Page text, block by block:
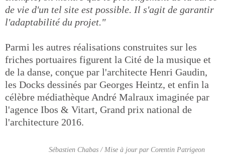
de vie d'un tel site est possible. Il s'agit de garantir
l'adaptabilité du projet."
Parmi les autres réalisations construites sur les
friches portuaires figurent la Cité de la musique et
de la danse, conçue par l'architecte Henri Gaudin,
les Docks dessinés par Georges Heintz, et enfin la
célèbre médiathèque André Malraux imaginée par
l'agence Ibos & Vitart, Grand prix national de
l'architecture 2016.
Sébastien Chabas / Mise à jour par Corentin Patrigeon